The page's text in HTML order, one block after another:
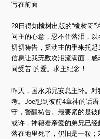
写在前面
29日得知橡树出版的“橡树哥
问主的心意，忍不住落泪，
切切祷告，摇动主的手来托
信息让我无数次泪流满面，
同受苦”的爱。求主纪念！
昨天，国永弟兄安息主怀。
考。Joe想到彼前4章神的话
守，警醒祷告。最要紧的是
或许，神籍着亲爱的弟兄已
落在地里死了，仍旧是一粒